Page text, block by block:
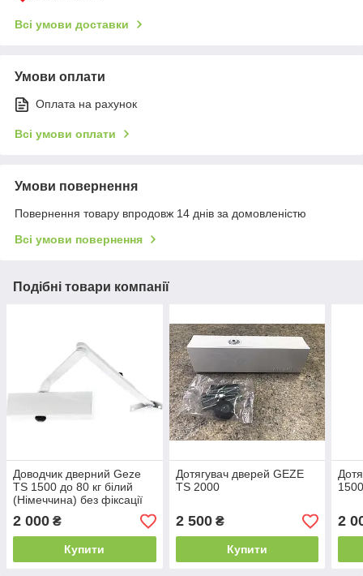
Всі умови доставки
Умови оплати
Оплата на рахунок
Всі умови оплати
Умови повернення
Повернення товару впродовж 14 днів за домовленістю
Всі умови повернення
Подібні товари компанії
Доводчик дверний Geze
TS 1500 до 80 кг білий
(Німеччина) без фіксації
2 000 ₴
Купити
Дотягувач дверей GEZE
TS 2000
2 500₴
Купити
2